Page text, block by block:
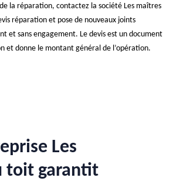
la réparation, contactez la société Les maîtres
réparation et pose de nouveaux joints
et sans engagement. Le devis est un document
et donne le montant général de l’opération.
Les
toit garantit